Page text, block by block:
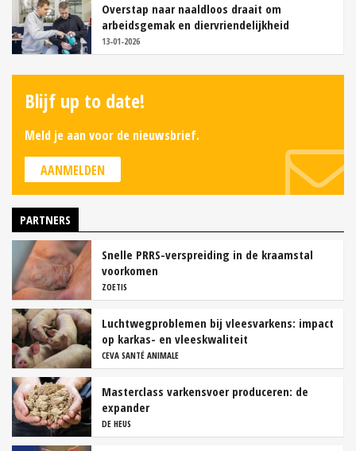
Overstap naar naaldloos draait om
arbeidsgemak en diervriendelijkheid
13-01-2026
Blijf up to date!
Meld je aan voor de nieuwsbrief.
AANMELDEN
PARTNERS
Snelle PRRS-verspreiding in de kraamstal
voorkomen
ZOETIS
Luchtwegproblemen bij vleesvarkens: impact
op karkas- en vleeskwaliteit
CEVA SANTÉ ANIMALE
Masterclass varkensvoer produceren: de
expander
DE HEUS